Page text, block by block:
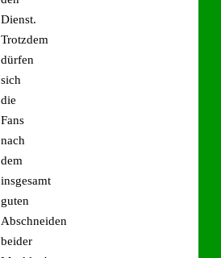
Dienst.
Trotzdem
dürfen
sich
die
Fans
nach
dem
insgesamt
guten
Abschneiden
beider